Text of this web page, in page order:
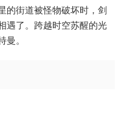
的街道被怪物破坏时，剑
遇了。跨越时空苏醒的光
。